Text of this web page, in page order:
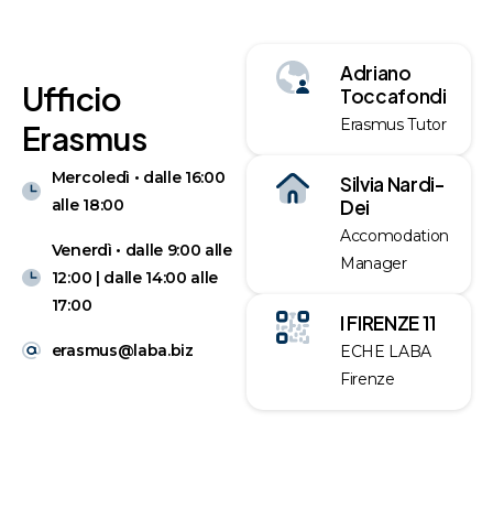
Ufficio
Erasmus
Mercoledì • dalle 16:00
alle 18:00
Venerdì • dalle 9:00 alle
12:00 | dalle 14:00 alle
17:00
erasmus@laba.biz
Adriano
Toccafondi
Erasmus Tutor
Silvia Nardi-
Dei
Accomodation
Manager
I FIRENZE 11
ECHE LABA
Firenze